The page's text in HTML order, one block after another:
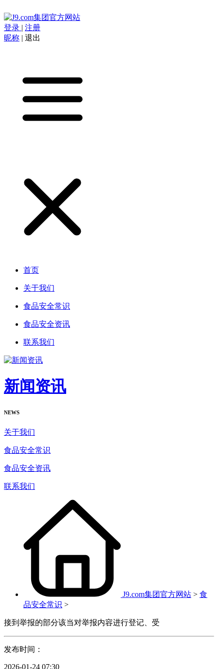
登录 | 注册
昵称 | 退出
首页
关于我们
食品安全常识
食品安全资讯
联系我们
新闻资讯
NEWS
关于我们
食品安全常识
食品安全资讯
联系我们
J9.com集团官方网站 > 食
品安全常识 >
接到举报的部分该当对举报内容进行登记、受
发布时间：
2026-01-24 07:30